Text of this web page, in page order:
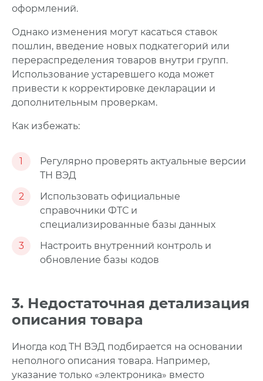
оформлений.
Однако изменения могут касаться ставок
пошлин, введение новых подкатегорий или
перераспределения товаров внутри групп.
Использование устаревшего кода может
привести к корректировке декларации и
дополнительным проверкам.
Как избежать:
1
Регулярно проверять актуальные версии
ТН ВЭД
2
Использовать официальные
справочники ФТС и
специализированные базы данных
3
Настроить внутренний контроль и
обновление базы кодов
3. Недостаточная детализация
описания товара
Иногда код ТН ВЭД подбирается на основании
неполного описания товара. Например,
указание только «электроника» вместо